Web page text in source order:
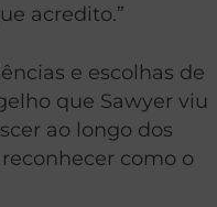
acredito.”
e escolhas de
que Sawyer viu
ao longo dos
como o